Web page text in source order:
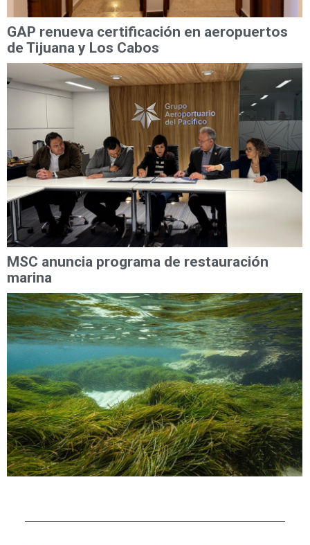
GAP renueva certificación en aeropuertos
de Tijuana y Los Cabos
MSC anuncia programa de restauración
marina